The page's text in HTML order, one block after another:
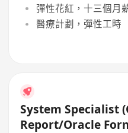
彈性花紅，十三個月
醫療計劃，彈性工時
System Specialist
Report/Oracle